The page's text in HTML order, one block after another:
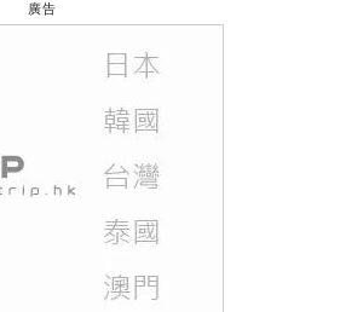
廣告